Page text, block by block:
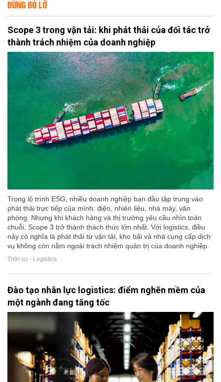
ĐỪNG BỎ LỠ
Scope 3 trong vận tải: khi phát thải của đối tác trở
thành trách nhiệm của doanh nghiệp
Trong lộ trình ESG, nhiều doanh nghiệp ban đầu tập trung vào
phát thải trực tiếp của mình: điện, nhiên liệu, nhà máy, văn
phòng. Nhưng khi khách hàng và thị trường yêu cầu nhìn toàn
chuỗi, Scope 3 trở thành thách thức lớn nhất. Với logistics, điều
này có nghĩa là phát thải từ vận tải, kho bãi và nhà cung cấp dịch
vụ không còn nằm ngoài trách nhiệm quản trị của doanh nghiệp.
Thời sự - Logistics
Đào tạo nhân lực logistics: điểm nghẽn mềm của
một ngành đang tăng tốc